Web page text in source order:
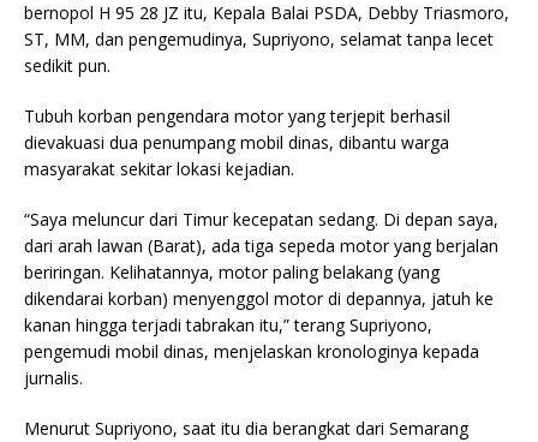
bernopol H 95 28 JZ itu, Kepala Balai PSDA, Debby Triasmoro,
ST, MM, dan pengemudinya, Supriyono, selamat tanpa lecet
sedikit pun.
Tubuh korban pengendara motor yang terjepit berhasil
dievakuasi dua penumpang mobil dinas, dibantu warga
masyarakat sekitar lokasi kejadian.
“Saya meluncur dari Timur kecepatan sedang. Di depan saya,
dari arah lawan (Barat), ada tiga sepeda motor yang berjalan
beriringan. Kelihatannya, motor paling belakang (yang
dikendarai korban) menyenggol motor di depannya, jatuh ke
kanan hingga terjadi tabrakan itu,” terang Supriyono,
pengemudi mobil dinas, menjelaskan kronologinya kepada
jurnalis.
Menurut Supriyono, saat itu dia berangkat dari Semarang